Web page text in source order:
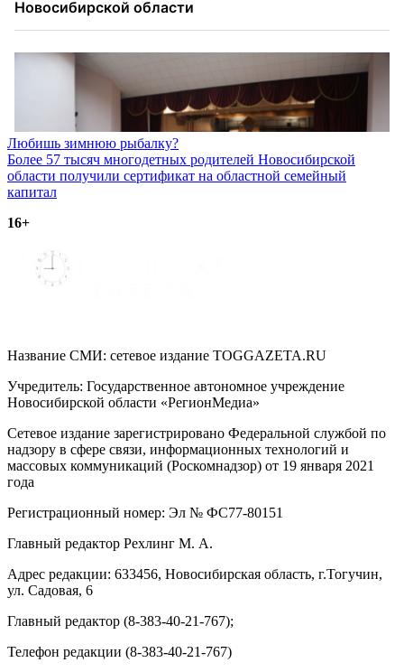
Навигация
по
записям
Любишь зимнюю рыбалку?
Более 57 тысяч многодетных родителей Новосибирской
области получили сертификат на областной семейный
капитал
16+
Название СМИ: cетевое издание TOGGAZETA.RU
Учредитель: Государственное автономное учреждение
Новосибирской области «РегионМедиа»
Сетевое издание зарегистрировано Федеральной службой по
надзору в сфере связи, информационных технологий и
массовых коммуникаций (Роскомнадзор) от 19 января 2021
года
Регистрационный номер: Эл № ФС77-80151
Главный редактор Рехлинг М. А.
Адрес редакции: 633456, Новосибирская область, г.Тогучин,
ул. Садовая, 6
Главный редактор (8-383-40-21-767);
Телефон редакции (8-383-40-21-767)